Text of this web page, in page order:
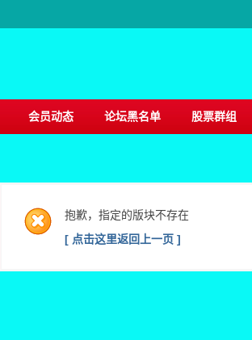
会员动态 论坛黑名单 股票群组
抱歉，指定的版块不存在
[ 点击这里返回上一页 ]